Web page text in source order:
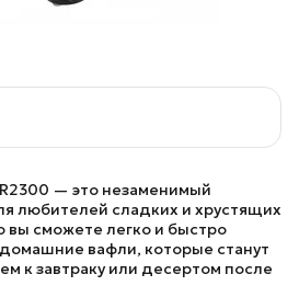
— это незаменимый
любителей сладких и хрустящих
сможете легко и быстро
вафли, которые станут
к завтраку или десертом после